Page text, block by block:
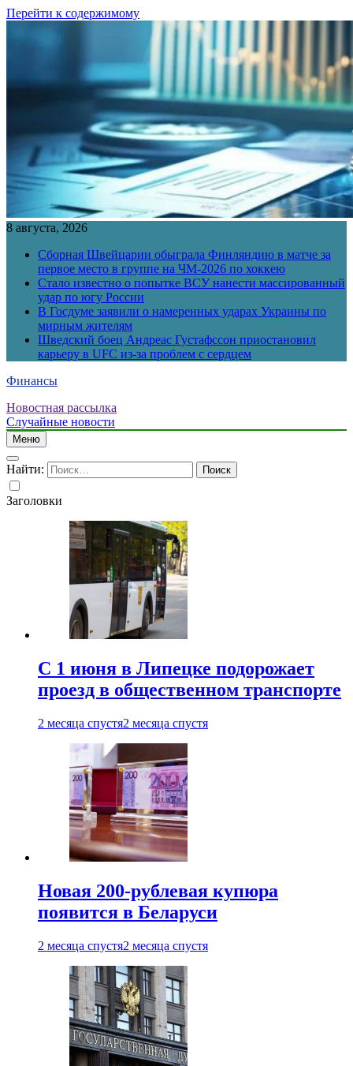
Перейти к содержимому
8 августа, 2026
Сборная Швейцарии обыграла Финляндию в матче за
первое место в группе на ЧМ-2026 по хоккею
Стало известно о попытке ВСУ нанести массированный
удар по югу России
В Госдуме заявили о намеренных ударах Украины по
мирным жителям
Шведский боец Андреас Густафссон приостановил
карьеру в UFC из-за проблем с сердцем
Финансы
Новостная рассылка
Случайные новости
Меню
Найти:
Заголовки
С 1 июня в Липецке подорожает
проезд в общественном транспорте
2 месяца спустя2 месяца спустя
Новая 200-рублевая купюра
появится в Беларуси
2 месяца спустя2 месяца спустя